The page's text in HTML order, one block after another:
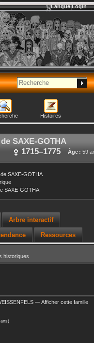
Langue Login
Histoires
de SAXE-GOTHA
Âge : 59
1715–1775
de SAXE-GOTHA
SAXE-GOTHA
Arbre interactif
Ressources
historiques
—Afficher cette famille